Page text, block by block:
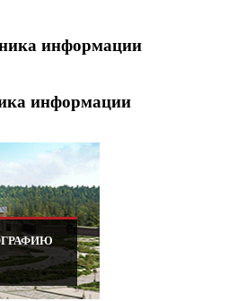
информации
информации